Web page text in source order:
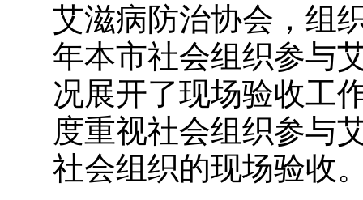
艾滋病防治协会，组
年本市社会组织参与
况展开了现场验收工
度重视社会组织参与
社会组织的现场验收